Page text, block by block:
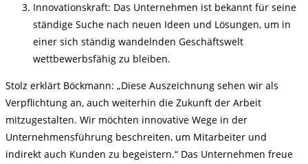
Innovationskraft: Das Unternehmen ist bekannt für seine
ständige Suche nach neuen Ideen und Lösungen, um in
einer sich ständig wandelnden Geschäftswelt
wettbewerbsfähig zu bleiben.
Stolz erklärt Böckmann: „Diese Auszeichnung sehen wir als
Verpflichtung an, auch weiterhin die Zukunft der Arbeit
mitzugestalten. Wir möchten innovative Wege in der
Unternehmensführung beschreiten, um Mitarbeiter und
indirekt auch Kunden zu begeistern.“ Das Unternehmen freue